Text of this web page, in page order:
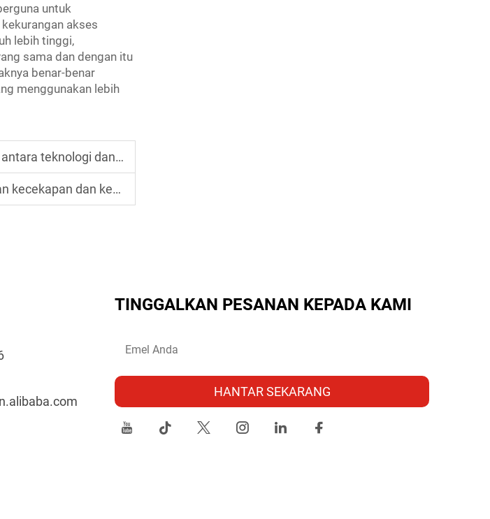
untuk
akses
lebih tinggi,
sama dan dengan itu
benar-benar
menggunakan lebih
dan keselamatan
dalam sistem kuasa
TINGGALKAN PESANAN KEPADA KAMI
HANTAR SEKARANG